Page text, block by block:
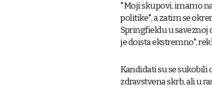
"Moji skupovi, imamo
politike", a zatim se
Springfieldu u
je doista ekstremno",
Kandidati su se sukobili
zdravstvena skrb, ali u